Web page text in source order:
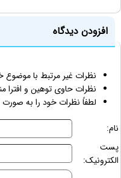
افزودن دیدگاه
نظرات غیر مرتبط با موضوع
نظرات حاوی توهین و افترا
لطفاً نظرات خود را به
نام:
پست
الکترونیک: